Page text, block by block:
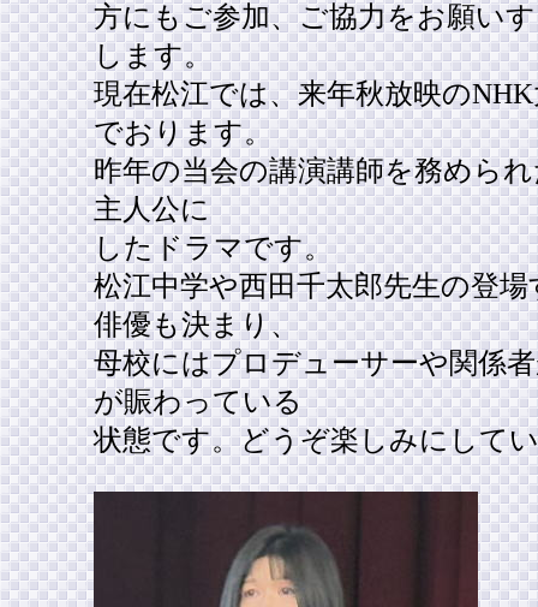
方にもご参加、ご協力をお願い
します。
現在松江では、来年秋放映の
でおります。
昨年の当会の講演講師を務めら
主人公に
したドラマです。
松江中学や西田千太郎先生の登
俳優も決まり、
母校にはプロデューサーや関係
が賑わっている
状態です。どうぞ楽しみにして